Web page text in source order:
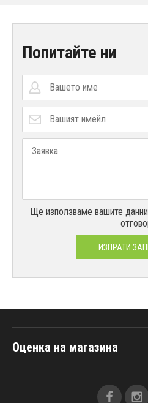
Попитайте ни
Ще използваме вашите
ИЗПРАТИ
Оценка на магазина